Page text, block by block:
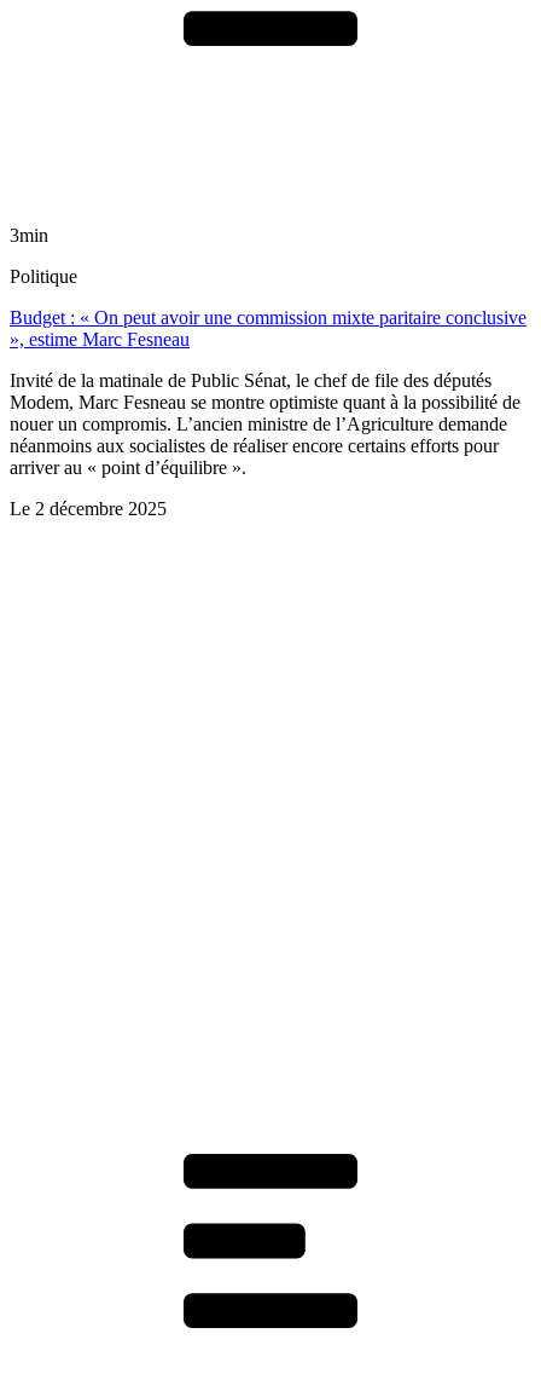
3min
Politique
Budget : « On peut avoir une commission mixte paritaire conclusive
», estime Marc Fesneau
Invité de la matinale de Public Sénat, le chef de file des députés
Modem, Marc Fesneau se montre optimiste quant à la possibilité de
nouer un compromis. L’ancien ministre de l’Agriculture demande
néanmoins aux socialistes de réaliser encore certains efforts pour
arriver au « point d’équilibre ».
Le 2 décembre 2025